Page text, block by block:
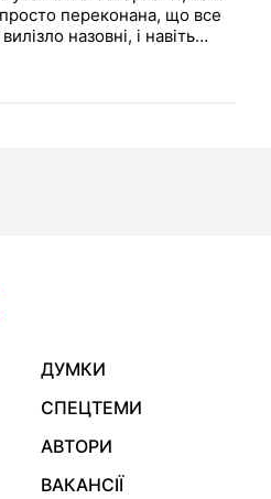
переконана, що все
назовні, і навіть
ДУМКИ
СПЕЦТЕМИ
АВТОРИ
ВАКАНСІЇ